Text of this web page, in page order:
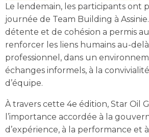
Le lendemain, les participants ont
journée de Team Building à
détente et de cohésion a permis
renforcer les liens humains au-
professionnel, dans un
échanges informels, à la
d’équipe.
À travers cette 4e édition, Star Oil
l’importance accordée à la
d’expérience, à la performance et